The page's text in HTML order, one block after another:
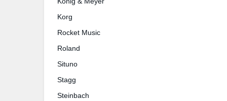
Korg
Rocket Music
Roland
Situno
Stagg
Steinbach